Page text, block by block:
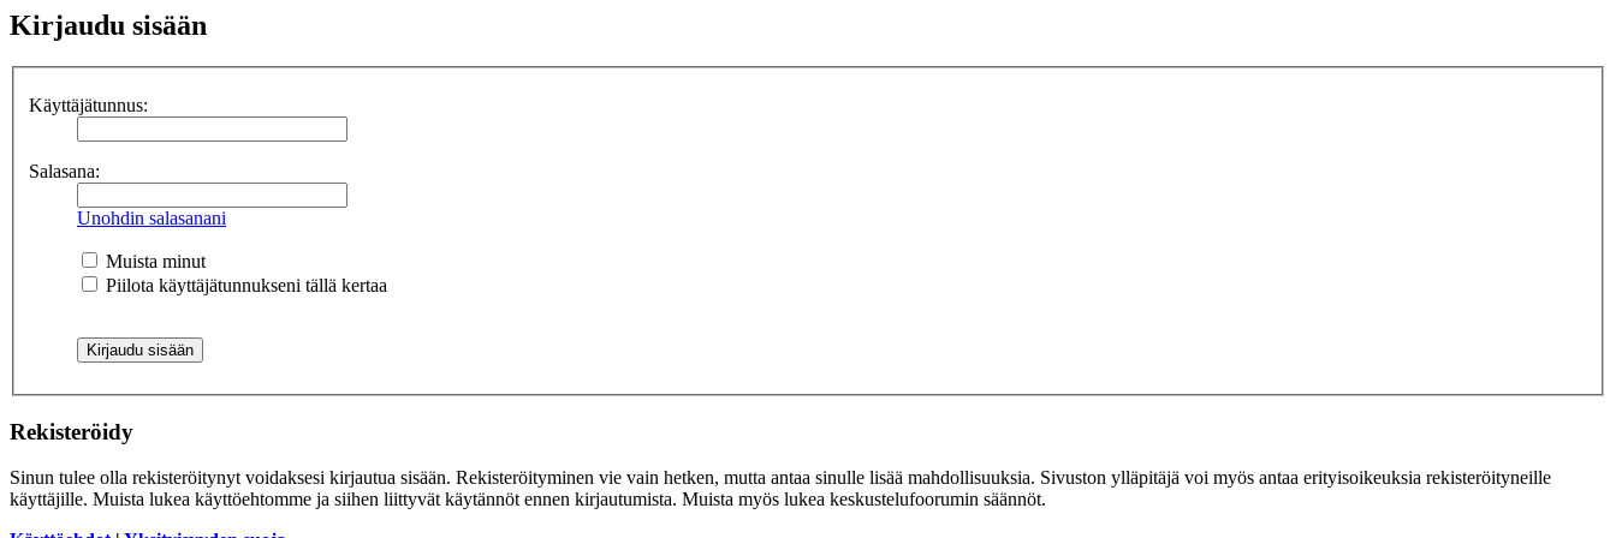
Kirjaudu sisään
Käyttäjätunnus:
Salasana:
Unohdin salasanani
Muista minut
Piilota käyttäjätunnukseni tällä kertaa
Rekisteröidy
Sinun tulee olla rekisteröitynyt voidaksesi kirjautua sisään. Rekisteröityminen vie vain hetken, mutta antaa sinulle lisää mahdollisuuksia. Sivuston ylläpitäjä voi myös antaa erityisoikeuksia rekisteröityneille
käyttäjille. Muista lukea käyttöehtomme ja siihen liittyvät käytännöt ennen kirjautumista. Muista myös lukea keskustelufoorumin säännöt.